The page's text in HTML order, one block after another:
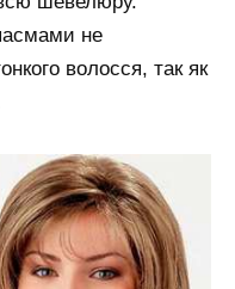
не
волосся, так як